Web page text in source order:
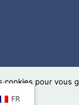
FR
cookies pour vous